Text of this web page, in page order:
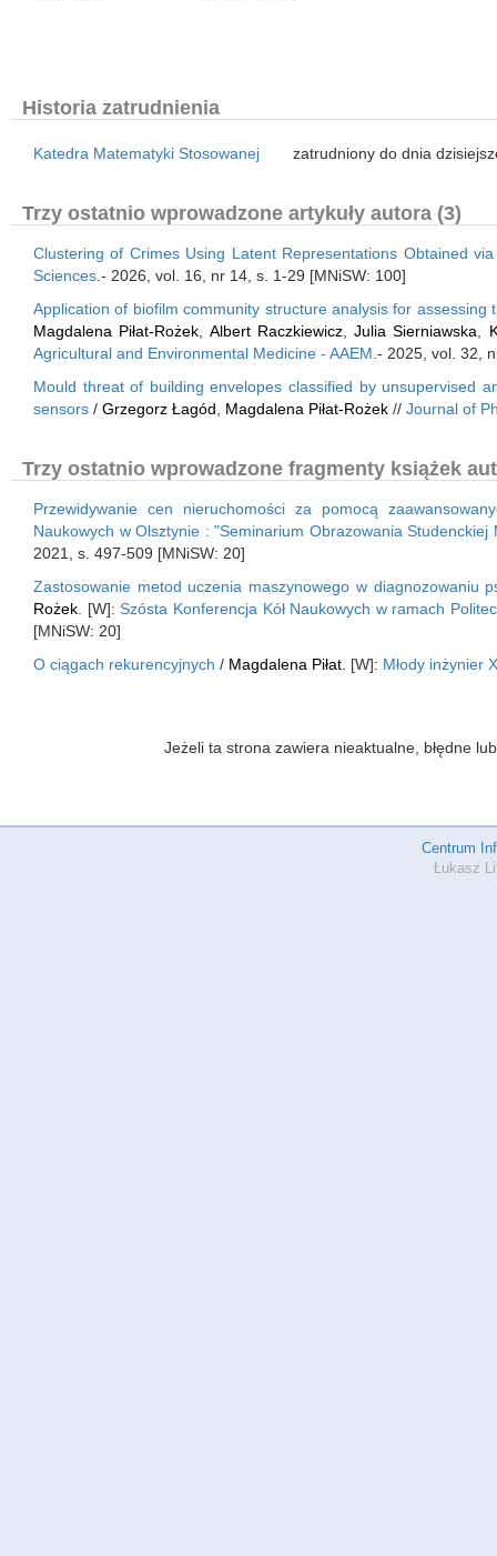
Historia zatrudnienia
Katedra Matematyki Stosowanej zatrudniony do dnia
Trzy ostatnio wprowadzone artykuły autora (3)
Clustering of Crimes Using Latent Representations Obtained
Sciences .- 2026, vol. 16, nr 14, s. 1-29 [MNiSW: 100]
Application of biofilm community structure analysis for
Magdalena Piłat-Rożek
Albert Raczkiewicz, Julia Sierniawska
Agricultural and Environmental Medicine - AAEM .- 2025, vol. 32,
Mould threat of building envelopes classified by unsupervised
sensors / Grzegorz Łagód Magdalena Piłat-Rożek // Journal of
Trzy ostatnio wprowadzone fragmenty książek
Przewidywanie cen nieruchomości za pomocą
Naukowych w Olsztynie : "Seminarium Obrazowania
2021, s. 497-509 [MNiSW: 20]
Zastosowanie metod uczenia maszynowego w diagnozowaniu
Rożek . [W]:Szósta Konferencja Kół Naukowych w ramach
[MNiSW: 20]
O ciągach rekurencyjnych / Magdalena Piłat . [W]: Młody inżynier
Jeżeli ta strona zawiera nieaktualne, błędne
Centrum
Łukasz